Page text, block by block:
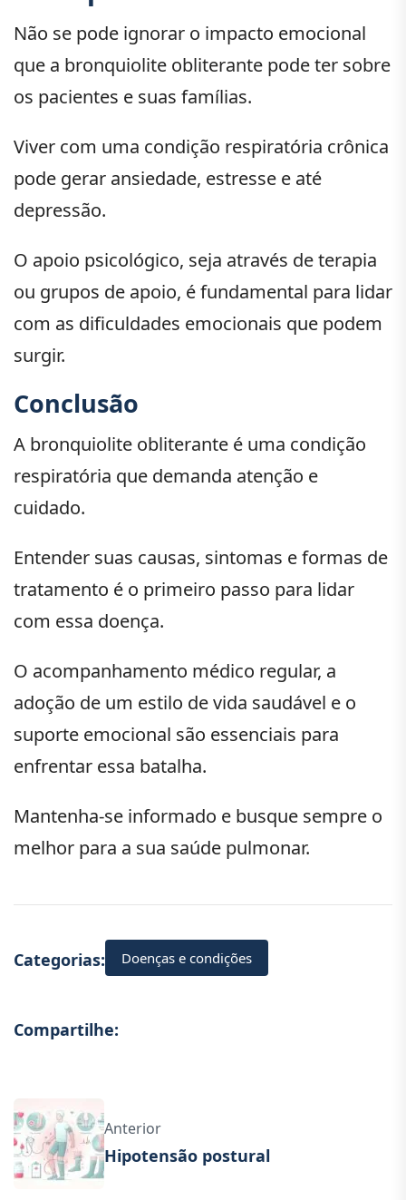
Não se pode ignorar o impacto emocional
que a bronquiolite obliterante pode ter sobre
os pacientes e suas famílias.
Viver com uma condição respiratória crônica
pode gerar ansiedade, estresse e até
depressão.
O apoio psicológico, seja através de terapia
ou grupos de apoio, é fundamental para lidar
com as dificuldades emocionais que podem
surgir.
Conclusão
A bronquiolite obliterante é uma condição
respiratória que demanda atenção e
cuidado.
Entender suas causas, sintomas e formas de
tratamento é o primeiro passo para lidar
com essa doença.
O acompanhamento médico regular, a
adoção de um estilo de vida saudável e o
suporte emocional são essenciais para
enfrentar essa batalha.
Mantenha-se informado e busque sempre o
melhor para a sua saúde pulmonar.
Categorias: Doenças e condições
Compartilhe:
Anterior
Hipotensão postural